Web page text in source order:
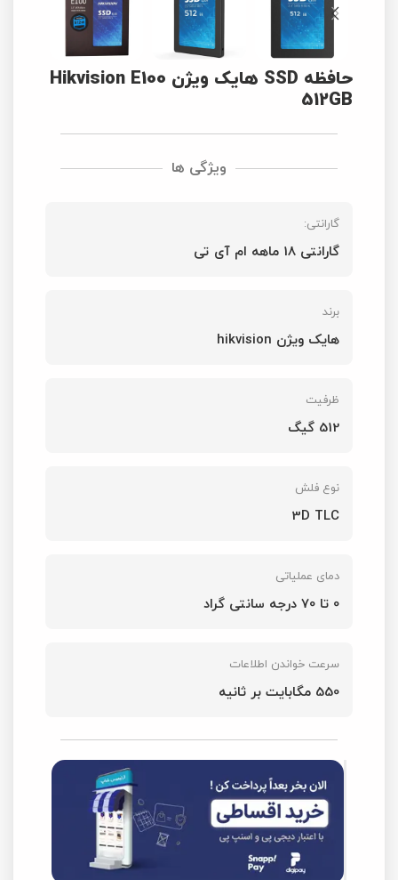
حافظه SSD هایک ویژن Hikvision E100
512GB
ویژگی ها
گارانتی:
گارانتی 18 ماهه ام آی تی
برند
هایک ویژن hikvision
ظرفیت
512 گیگ
نوع فلش
3D TLC
دمای عملیاتی
0 تا 70 درجه سانتی گراد
سرعت خواندن اطلاعات
550 مگابایت بر ثانیه